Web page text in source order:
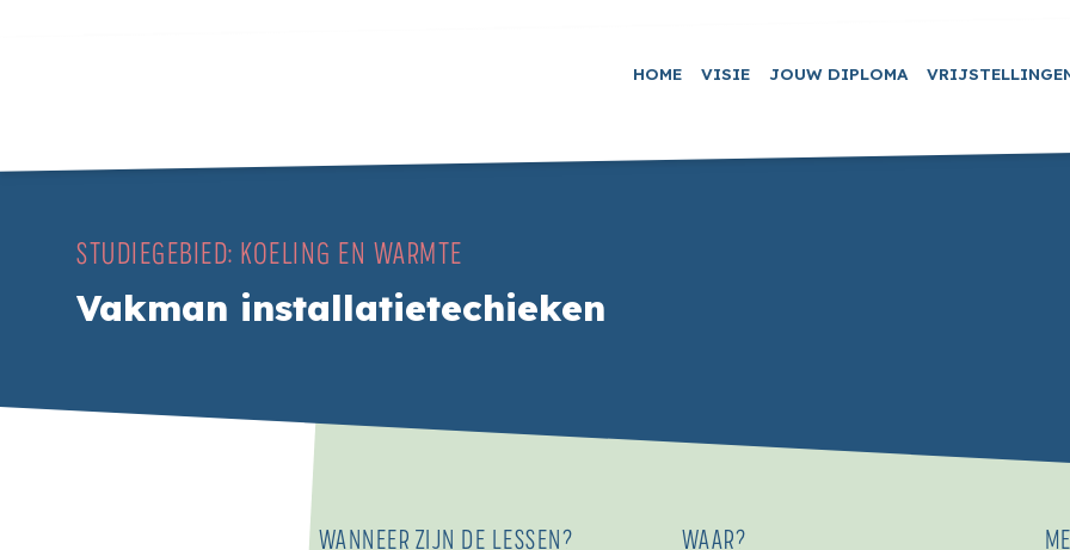
HOME VISIE JOUW DIPLOMA
STUDIEGEBIED: KOELING EN WARMTE
Vakman installatietechieken
WANNEER ZIJN DE LESSEN? WAAR?